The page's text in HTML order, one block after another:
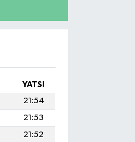
YATSI
21:54
21:53
21:52